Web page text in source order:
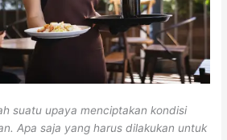
suatu upaya menciptakan kondisi
Apa saja yang harus dilakukan untuk